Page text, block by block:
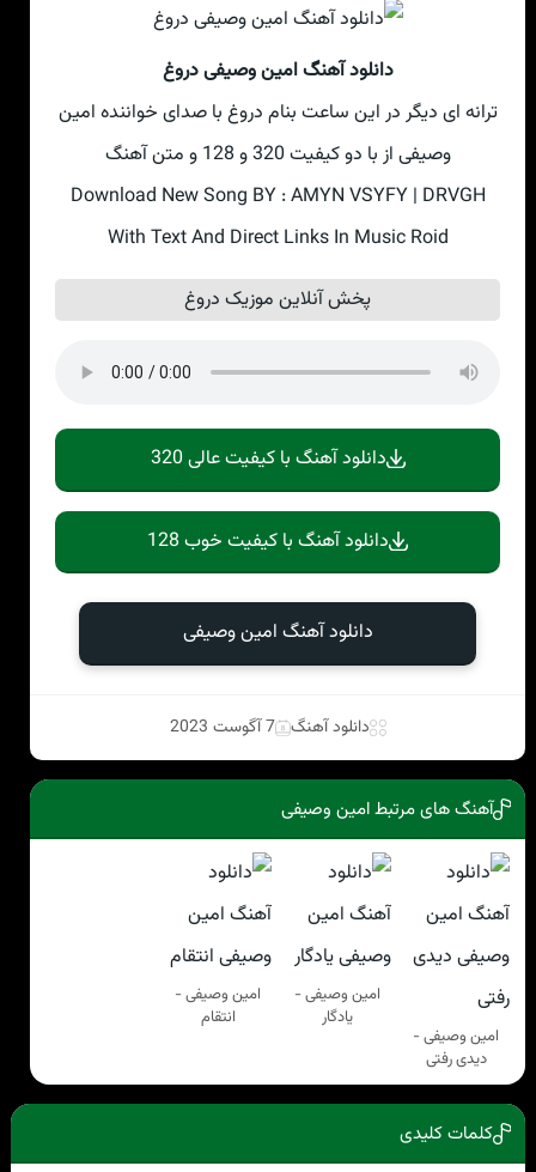
دانلود آهنگ امین وصیفی دروغ
ترانه ای دیگر در این ساعت بنام دروغ با صدای خواننده امین
وصیفی از با دو کیفیت 320 و 128 و متن آهنگ
Download New Song BY : AMYN VSYFY | DRVGH
With Text And Direct Links In Music Roid
پخش آنلاین موزیک دروغ
دانلود آهنگ با کیفیت عالی 320
دانلود آهنگ با کیفیت خوب 128
دانلود آهنگ امین وصیفی
دانلود آهنگ 7 آگوست 2023
آهنگ های مرتبط امین وصیفی
امین وصیفی -
دیدی رفتی
امین وصیفی -
یادگار
امین وصیفی -
انتقام
کلمات کلیدی